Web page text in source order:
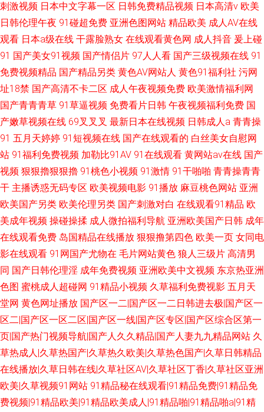
刺激视频 日本中文字幕一区 日韩免费精品视频 日本高清v 欧美
日韩伦理午夜 91碰超免费 亚洲色图网站 精品欧美 成人AV在线
观看 日本a级在线 干露脸熟女 在线观看黄色网 成人抖音 爰上碰
91 国产美女91视频 国产情侣片 97人人看 国产三级视频在线 91
免费视频精品 国产精品另类 黄色AV网站人 黄色91福利社 污网
址18禁 国产高清不卡二区 成人午夜视频免费 欧美激情福利网
国产青青青草 91草逼视频 免费看片日韩 午夜视频福利免费 国
产嫩草视频在线 69叉叉叉 最新日本在线视频 日韩成人a 青青操
91 五月天婷婷 91短视频在线 国产在线观看的 白丝美女自慰网
站 91福利免费视频 加勒比91AV 91在线观看 黄网站av在线 国产
视频 狠狠擼狠狠擼 91桃色小视频 91激情 91干啪啪 青青操青青
干 主播诱惑无码专区 欧美视频电影 91播放 麻豆桃色网站 亚洲
欧美国产另类 欧美伦理另类 国产刺激对白 在线观看91精品 欧
美成年视频 操碰操揉 成人微拍福利导航 亚洲欧美国产日韩 成年
在线观看免费 岛国精品在线播放 狠狠撸第四色 欧美一页 女同电
影在线观看 91网国产尤物在 毛片网站黄色 狼人三级片 高清男
同 国产日韩伦理淫 成年免费视频 亚洲欧美中文视频 东京热亚洲
色图 蜜桃成人超碰网 91精品小视频 久草福利免费视影 五月天
堂网 黄色网址播放 国产区一二|国产区一二日韩进去极|国产区一
区二|国产区一区二区|国产区一线|国产区专区|国产区综合区第一
页|国产热门视频导航|国产人久久精品|国产人妻九九精品网站 久
草热成人|久草热国产|久草热久欧美|久草热色国产|久草日韩精品
在线播放|久草日韩在线|久草社区AV|久草社区丁香|久草社区亚洲
欧美|久草视频91网站 91精品秘在线观看|91精品免费|91精品免
费视频|91精品欧美|91精品欧美成人|91精品啪|91精品啪a|91精